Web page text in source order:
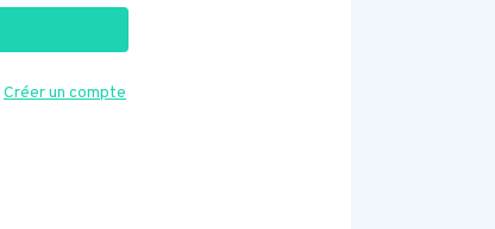
Créer un compte